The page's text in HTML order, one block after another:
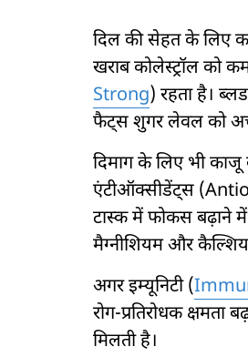
दिल की सेहत के लिए
खराब कोलेस्ट्रॉल को
Strong) रहता है।
फैट्स शुगर लेवल को
दिमाग के लिए भी
एंटीऑक्सीडेंट्स
टास्क में फोकस बढ़ाने
मैग्नीशियम और
अगर इम्यूनिटी (
रोग-प्रतिरोधक
मिलती है।